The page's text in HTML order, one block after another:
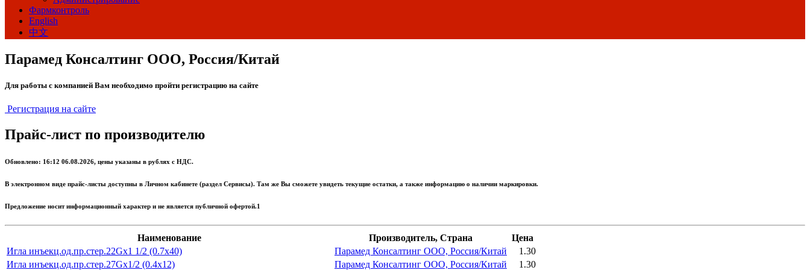
Фармконтроль
English
中文
Парамед Консалтинг ООО, Россия/Китай
Для работы с компанией Вам необходимо пройти регистрацию на сайте
Регистрация на сайте
Прайс-лист по производителю
Обновлено: 16:12 06.08.2026, цены указаны в рублях с НДС.
В электронном виде прайс-листы доступны в Личном кабинете (раздел Сервисы). Там же Вы сможете увидеть текущие остатки, а также информацию о наличии маркировки.
Предложение носит информационный характер и не является публичной офертой.1
Наименование Производитель, Страна
Цена
Игла инъекц.од.пр.стер.22Gх1 1/2 (0.7х40)
Парамед Консалтинг ООО, Россия/Китай
1.30
Игла инъекц.од.пр.стер.27Gх1/2 (0.4х12)
Парамед Консалтинг ООО, Россия/Китай 1.30